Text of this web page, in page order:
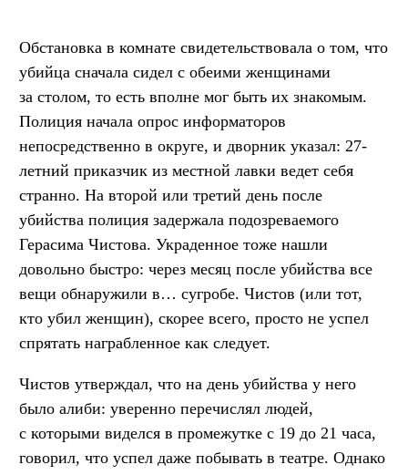
Обстановка в комнате свидетельствовала о том, что
убийца сначала сидел с обеими женщинами
за столом, то есть вполне мог быть их знакомым.
Полиция начала опрос информаторов
непосредственно в округе, и дворник указал: 27-
летний приказчик из местной лавки ведет себя
странно. На второй или третий день после
убийства полиция задержала подозреваемого
Герасима Чистова. Украденное тоже нашли
довольно быстро: через месяц после убийства все
вещи обнаружили в… сугробе. Чистов (или тот,
кто убил женщин), скорее всего, просто не успел
спрятать награбленное как следует.
Чистов утверждал, что на день убийства у него
было алиби: уверенно перечислял людей,
с которыми виделся в промежутке с 19 до 21 часа,
говорил, что успел даже побывать в театре. Однако